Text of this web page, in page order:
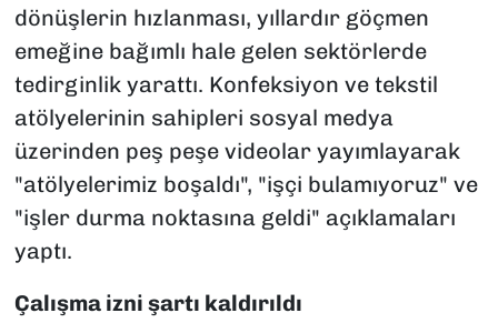
dönüşlerin hızlanması, yıllardır göçmen
emeğine bağımlı hale gelen sektörlerde
tedirginlik yarattı. Konfeksiyon ve tekstil
atölyelerinin sahipleri sosyal medya
üzerinden peş peşe videolar yayımlayarak
"atölyelerimiz boşaldı", "işçi bulamıyoruz" ve
"işler durma noktasına geldi" açıklamaları
yaptı.
Çalışma izni şartı kaldırıldı